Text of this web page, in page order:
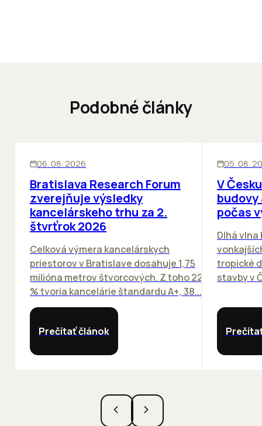
Podobné články
06. 08. 2026
Bratislava Research Forum
zverejňuje výsledky
kancelárskeho trhu za 2.
štvrťrok 2026
Celková výmera kancelárskych
priestorov v Bratislave dosahuje 1,75
milióna metrov štvorcových. Z toho 22
% tvoria kancelárie štandardu A+, 38...
Prečítať článok
05. 08.
V
počas
Dlhá
tropické
stavby v